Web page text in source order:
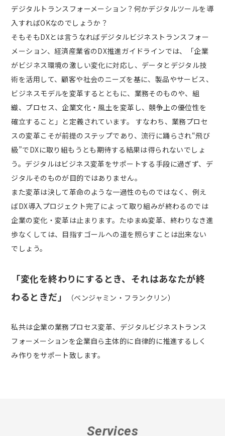
デジタルトランスフォーメーション？何かデジタルツールを導
入すればOKなのでしょうか？
そもそもDXとは言うなればデジタルビジネストランスフォー
メーション、経済産業省のDX推進ガイドラインでは、「企業
がビジネス環境の激しい変化に対応し、データとデジタル技
術を活用して、顧客や社会のニーズを基に、製品やサービス、
ビジネスモデルを変革するとともに、業務そのものや、組
織、プロセス、企業文化・風土を変革し、競争上の優位性を
確立すること」と定義されています。 すなわち、業務プロセ
スの変革こそが前提のステップであり、流行に踊らされ“飛び
級”でDXに取り組もうとも期待する結果は得られないでしょ
う。デジタルはビジネス変革をサポートする手段に過ぎず、デ
ジタルそのものが目的ではありません。
また変革は決して革命のような一過性のものではなく、例え
ばDX導入プロジェクト完了によって取り組みが終わるのでは
企業の変化・変革は止まります。たゆまぬ変革、終わりなき進
歩なくしては、目指すゴールへの道を照らすことは出来ない
でしょう。
「変化を終わりにするとき、それはあなたが終
わるときだ」
（ベンジャミン・フランクリン）
私共は企業の業務プロセス変革、デジタルビジネストランス
フォーメーションを企業自ら主体的に自律的に推進するしく
み作りをサポート致します。
Services